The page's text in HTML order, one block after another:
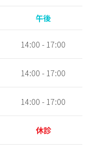
午後
14:00 - 17:00
14:00 - 17:00
14:00 - 17:00
休診